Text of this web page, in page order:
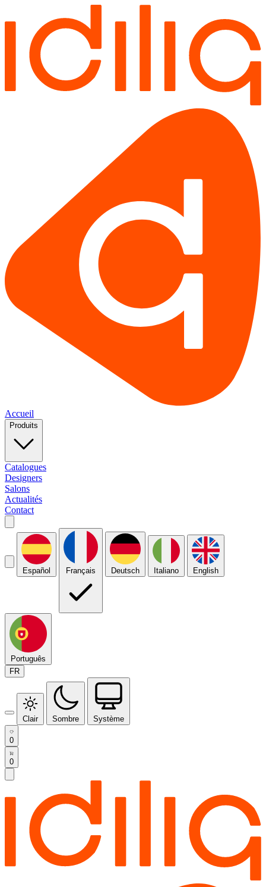
Accueil
Produits
Catalogues
Designers
Salons
Actualités
Contact
Español Français Deutsch Italiano English
Português
FR
Clair Sombre Système
0
0